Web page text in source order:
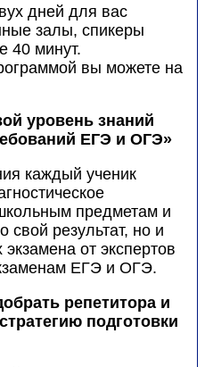
дней для вас
залы, спикеры
40 минут.
вы можете на
уровень знаний
ЕГЭ и ОГЭ»
каждый ученик
предметам и
свой результат, но и
от экспертов
ЕГЭ и ОГЭ.
репетитора и
подготовки